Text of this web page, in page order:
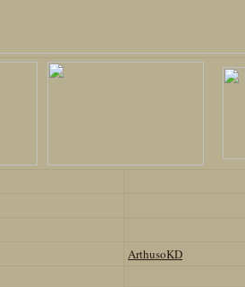
ArthusoKD